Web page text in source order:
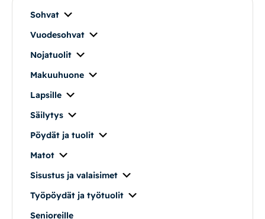
Makuuhuone
Säilytys
Työpöydät ja työtuolit
Matot
Ulkokalusteet
Sohvat
Vuodesohvat
Nojatuolit
Makuuhuone
Lapsille
Säilytys
Pöydät ja tuolit
Matot
Sisustus ja valaisimet
Työpöydät ja työtuolit
Senioreille